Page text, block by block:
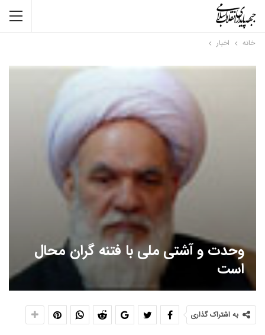
خانه اخبار
وحدت و آشتی ملی با فتنه گران محال
است
به اشتراک گذاری